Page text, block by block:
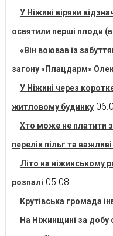
У Ніжині віряни
освятили перші плоди
«Він воював із
загону «Плацдарм»
У Ніжині через
житловому будинку
Хто може не платити
перелік пільг та
Літо на ніжинському
розпалі 05.08.
Крутівська громада
На Ніжинщині за добу